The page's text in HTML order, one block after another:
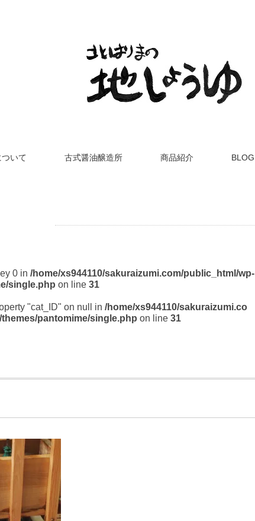
いて 古式醤油醸造所 商品紹介 BLOG
0 in /home/xs944110/sakuraizumi.com/public_html/wp-
single.php on line 31
"cat_ID" on null in /home/xs944110/sakuraizumi.co
pantomime/single.php on line 31